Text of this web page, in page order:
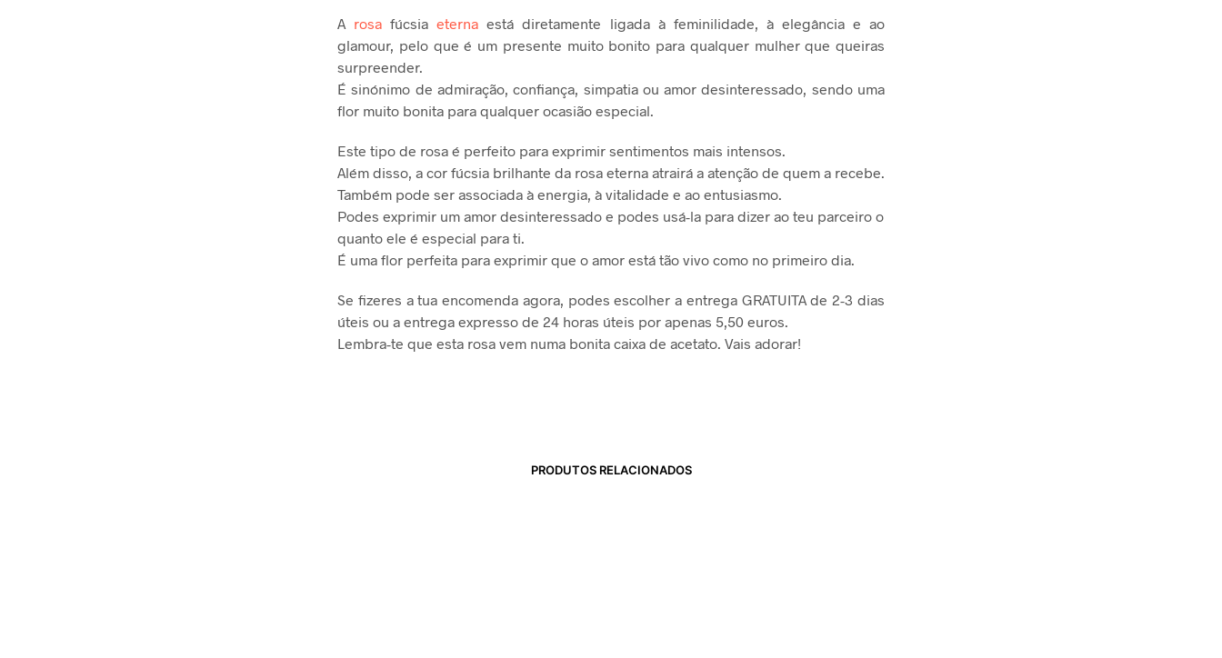
A rosa fúcsiaeterna está diretamente ligada à feminilidade, à elegância e ao
glamour, pelo que é um presente muito bonito para qualquer mulher que queiras
surpreender.
É sinónimo de admiração, confiança, simpatia ou amor desinteressado, sendo uma
flor muito bonita para qualquer ocasião especial.
Este tipo de rosa é perfeito para exprimir sentimentos mais intensos.
Além disso, a cor fúcsia brilhante da rosa eterna atrairá a atenção de quem a recebe.
Também pode ser associada à energia, à vitalidade e ao entusiasmo.
Podes exprimir um amor desinteressado e podes usá-la para dizer ao teu parceiro o
quanto ele é especial para ti.
É uma flor perfeita para exprimir que o amor está tão vivo como no primeiro dia.
Se fizeres a tua encomenda agora, podes escolher a entrega GRATUITA de 2-3 dias
úteis ou a entrega expresso de 24 horas úteis por apenas 5,50 euros.
Lembra-te que esta rosa vem numa bonita caixa de acetato. Vais adorar!
PRODUTOS RELACIONADOS